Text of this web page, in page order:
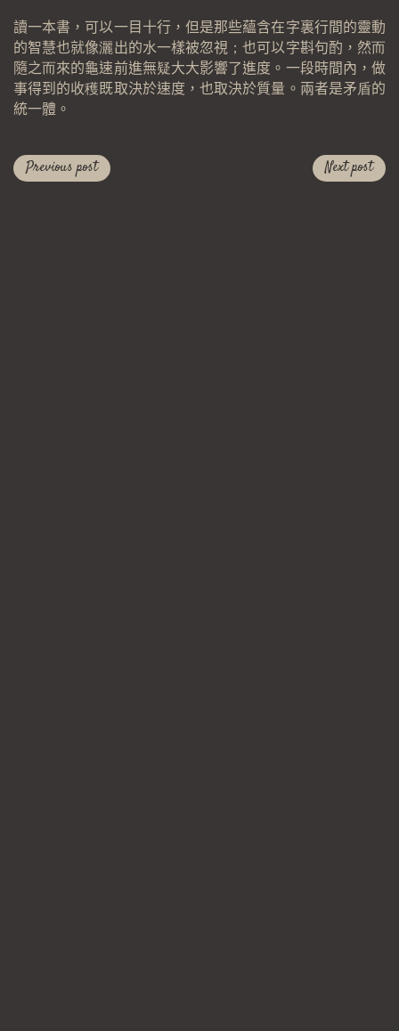
讀一本書，可以一目十行，但是那些蘊含在字裏行間的靈動
的智慧也就像灑出的水一樣被忽視；也可以字斟句酌，然而
隨之而來的龜速前進無疑大大影響了進度。一段時間內，做
事得到的收穫既取決於速度，也取決於質量。兩者是矛盾的
統一體。
Previous post Next post